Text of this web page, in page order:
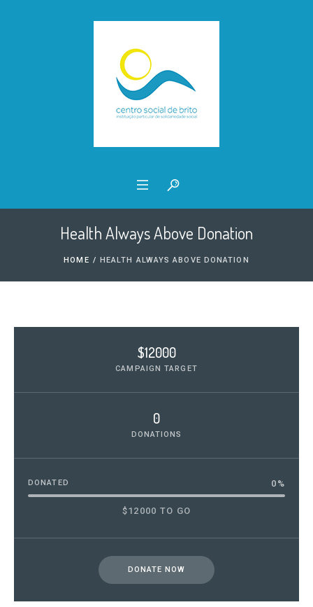
Health Always Above Donation
HOME / HEALTH ALWAYS ABOVE DONATION
$12000
CAMPAIGN TARGET
0
DONATIONS
DONATED 0 %
$12000 TO GO
DONATE NOW